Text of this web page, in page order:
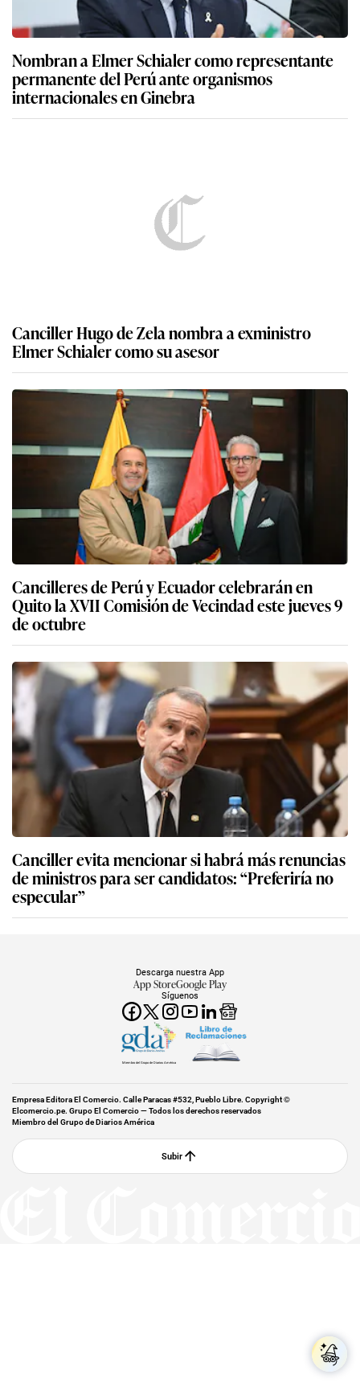
Nombran a Elmer Schialer como representante
permanente del Perú ante organismos
internacionales en Ginebra
Canciller Hugo de Zela nombra a exministro
Elmer Schialer como su asesor
Cancilleres de Perú y Ecuador celebrarán en
Quito la XVII Comisión de Vecindad este jueves 9
de octubre
Canciller evita mencionar si habrá más renuncias
de ministros para ser candidatos: “Preferiría no
especular”
Síguenos
Descarga nuestra App
App StoreGoogle Play
Miembro del Grupo de Diarios América
Empresa Editora El Comercio. Calle Paracas #532, Pueblo Libre. Copyright ©
Elcomercio.pe. Grupo El Comercio — Todos los derechos reservados
Miembro del Grupo de Diarios América
Subir